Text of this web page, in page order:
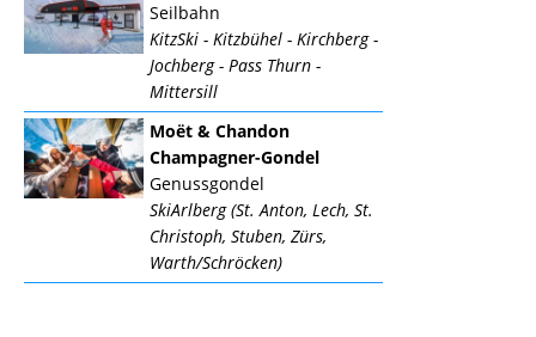
Seilbahn
KitzSki - Kitzbühel - Kirchberg -
Jochberg - Pass Thurn -
Mittersill
Moët & Chandon
Champagner-Gondel
Genussgondel
SkiArlberg (St. Anton, Lech, St.
Christoph, Stuben, Zürs,
Warth/Schröcken)